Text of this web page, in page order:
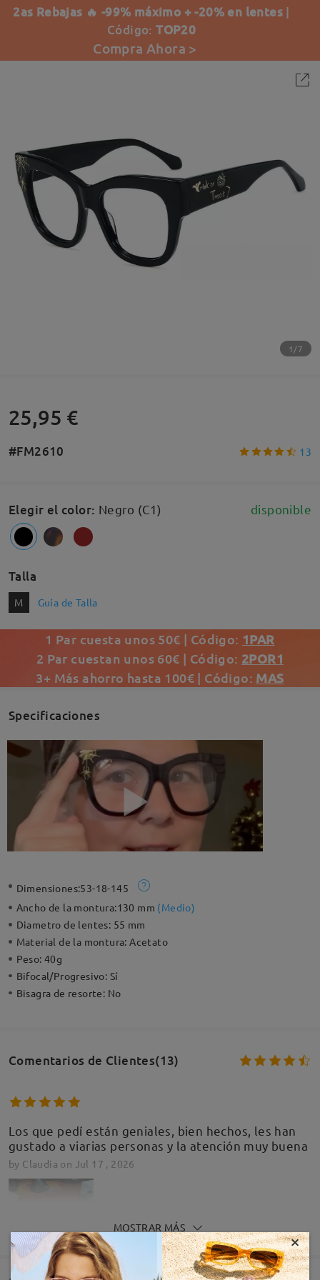
2as Rebajas 🔥 -99% máximo + -20% en lentes |
Código:TOP20
Compra Ahora >
1/7
25,95 €
#FM2610 13
Elegir el color: Negro (C1) disponible
Talla
M Guía de Talla
1 Par cuesta unos 50€ | Código: 1PAR
2 Par cuestan unos 60€ | Código: 2POR1
3+ Más ahorro hasta 100€ | Código: MAS
Specificaciones
Dimensiones:53-18-145
Ancho de la montura:130 mm (Medio)
Diametro de lentes: 55 mm
Material de la montura:Acetato
Peso:40g
Bifocal/Progresivo: Sí
Bisagra de resorte: No
Comentarios de Clientes(13)
Los que pedí están geniales, bien hechos, les han
gustado a viarias personas y la atención muy buena
by Claudia on Jul 17 , 2026
MOSTRAR MÁS
×